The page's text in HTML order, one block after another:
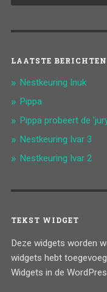
LAATSTE BERICHTEN
Nestkeuring Inuk
Pippa
Pippa probeert de
Nestkeuring Ivar 3
Nestkeuring Ivar 2
TEKST WIDGET
Deze widgets worden
widgets hebt
Widgets in de